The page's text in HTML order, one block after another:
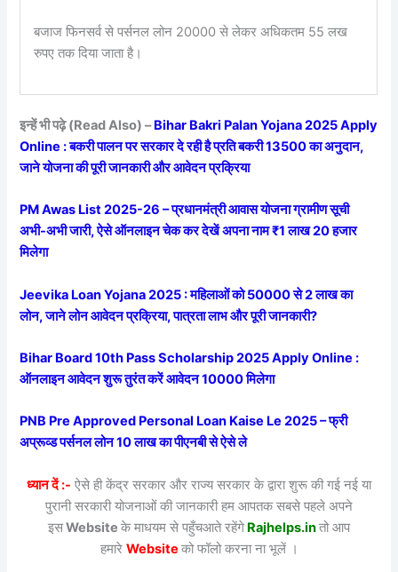
बजाज फिनसर्व से पर्सनल लोन 20000 से लेकर अधिकतम 55 लख
रुपए तक दिया जाता है।
इन्हें भी पढ़े (Read Also) –Bihar Bakri Palan Yojana 2025 Apply
Online : बकरी पालन पर सरकार दे रही है प्रति बकरी 13500 का अनुदान,
जाने योजना की पूरी जानकारी और आवेदन प्रक्रिया
PM Awas List 2025-26 – प्रधानमंत्री आवास योजना ग्रामीण सूची
अभी-अभी जारी, ऐसे ऑनलाइन चेक कर देखें अपना नाम ₹1 लाख 20 हजार
मिलेगा
Jeevika Loan Yojana 2025 : महिलाओं को 50000 से 2 लाख का
लोन, जाने लोन आवेदन प्रक्रिया, पात्रता लाभ और पूरी जानकारी?
Bihar Board 10th Pass Scholarship 2025 Apply Online :
ऑनलाइन आवेदन शुरू तुरंत करें आवेदन 10000 मिलेगा
PNB Pre Approved Personal Loan Kaise Le 2025 – फ्री
अप्रूव्ड पर्सनल लोन 10 लाख का पीएनबी से ऐसे ले
ध्यान दें :- ऐसे ही केंद्र सरकार और राज्य सरकार के द्वारा शुरू की गई नई या
पुरानी सरकारी योजनाओं की जानकारी हम आपतक सबसे पहले अपने
इसWebsite के माधयम से पहुँचआते रहेंगे Rajhelps.inतो आप
हमारे Website को फॉलो करना ना भूलें ।